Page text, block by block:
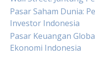
Pasar Saham Dunia:
Investor Indonesia
Pasar Keuangan
Ekonomi Indonesia